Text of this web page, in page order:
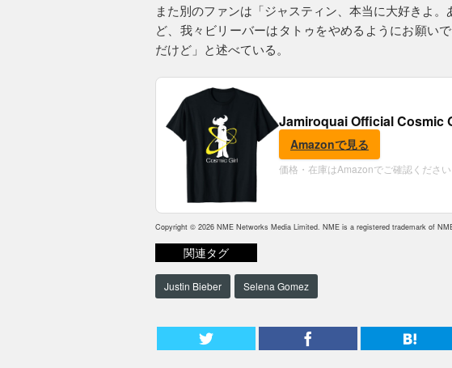
また別のファンは「ジャスティン、本当に大好きよ
ど、我々ビリーバーはタトゥをやめるようにお願い
だけど」と述べている。
Jamiroquai Official Cosmic
Amazonで見る
価格・在庫はAmazonでご確認ください
Copyright © 2026 NME Networks Media Limited. NME is a registered trademark of
関連タグ
Justin Bieber Selena Gomez